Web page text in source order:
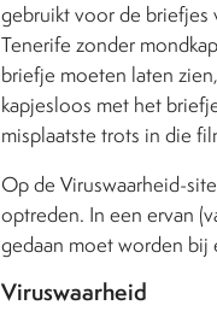
gebruikt voor de briefjes
Tenerife zonder
briefje moeten laten
kapjesloos met het
misplaatste trots in die
Op de Viruswaarheid-
optreden. In een ervan
gedaan moet worden bij
Viruswaarheid